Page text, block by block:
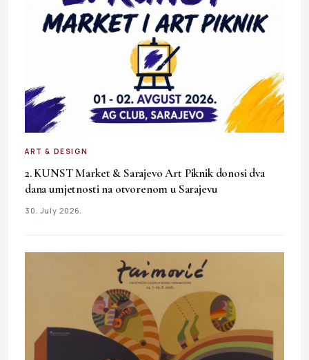
ART & DESIGN
2. KUNST Market & Sarajevo Art Piknik donosi dva
dana umjetnosti na otvorenom u Sarajevu
30. July 2026.